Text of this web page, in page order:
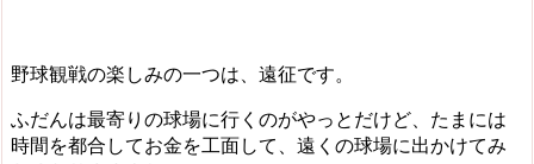
野球観戦の楽しみの一つは、遠征です。
ふだんは最寄りの球場に行くのがやっとだけど、たまには
時間を都合してお金を工面して、遠くの球場に出かけてみ